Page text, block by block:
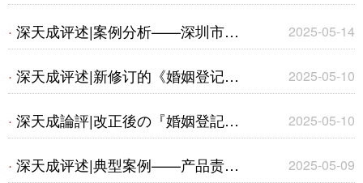
扰民事件背后的法律解读与居民权益
· 深天成评述|案例分析——深圳市某
文化工坊传媒有限公司与许某侵害商
2025-05-14
· 深天成评述|新修订的《婚姻登记条
例》将于5月10日起施行
2025-05-10
· 深天成論評|改正後の『婚姻登記条
例』が5月10日から施行
2025-05-10
· 深天成评述|典型案例——产品责任
2025-05-09